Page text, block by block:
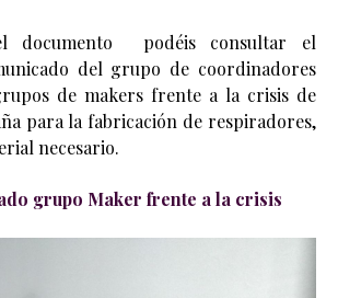
documento podéis consultar el
del grupo de coordinadores
de makers frente a la crisis de
para la fabricación de respiradores,
necesario.
grupo Maker frente a la crisis